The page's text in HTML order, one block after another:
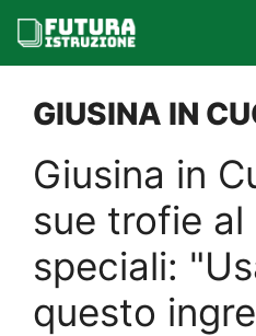
contenuto
GIUSINA IN
Giusina in
sue trofie
speciali:
questo